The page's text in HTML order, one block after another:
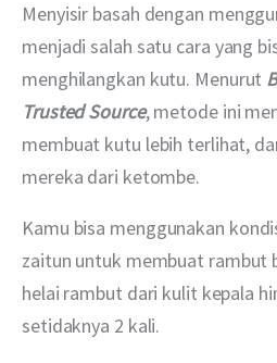
Menyisir basah dengan
menjadi salah satu cara yang
menghilangkan kutu. Menurut
Trusted Source, metode ini
membuat kutu lebih terlihat,
mereka dari ketombe.
Kamu bisa menggunakan
zaitun untuk membuat rambut
helai rambut dari kulit kepala
setidaknya 2 kali.